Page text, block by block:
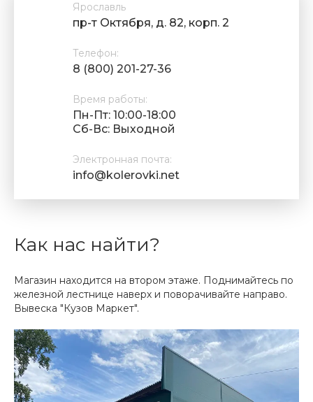
Ярославль
пр-т Октября, д. 82, корп. 2
Телефон:
8 (800) 201-27-36
Время работы:
Пн-Пт: 10:00-18:00
Cб-Вс: Выходной
Электронная почта:
info@kolerovki.net
Как нас найти?
Магазин находится на втором этаже. Поднимайтесь по
железной лестнице наверх и поворачивайте направо.
Вывеска "Кузов Маркет".